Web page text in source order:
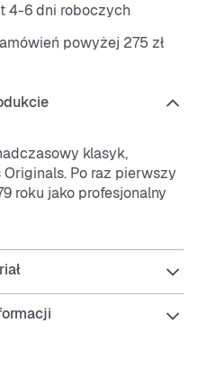
4-6 dni roboczych
powyżej 275 zł
klasyk,
Originals. Po raz pierwszy
roku jako profesjonalny
stały się
w miejskim stylu.
nowych, żywych
Ząbkowane 3
Spezial dodają
Buty są wykonane